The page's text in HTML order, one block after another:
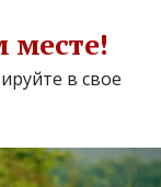
месте!
в свое